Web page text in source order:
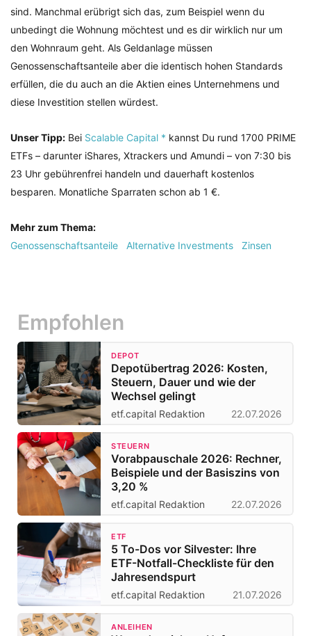
sind. Manchmal erübrigt sich das, zum Beispiel wenn du
unbedingt die Wohnung möchtest und es dir wirklich nur um
den Wohnraum geht. Als Geldanlage müssen
Genossenschaftsanteile aber die identisch hohen Standards
erfüllen, die du auch an die Aktien eines Unternehmens und
diese Investition stellen würdest.
Unser Tipp: Bei Scalable Capital * kannst Du rund 1700 PRIME
ETFs – darunter iShares, Xtrackers und Amundi – von 7:30 bis
23 Uhr gebührenfrei handeln und dauerhaft kostenlos
besparen. Monatliche Sparraten schon ab 1 €.
Mehr zum Thema:
Genossenschaftsanteile
Alternative Investments Zinsen
Empfohlen
DEPOT
Depotübertrag 2026: Kosten,
Steuern, Dauer und wie der
Wechsel gelingt
etf.capital Redaktion 22.07.2026
STEUERN
Vorabpauschale 2026: Rechner,
Beispiele und der Basiszins von
3,20 %
etf.capital Redaktion 22.07.2026
ETF
5 To-Dos vor Silvester: Ihre
ETF-Notfall-Checkliste für den
Jahresendspurt
etf.capital Redaktion 21.07.2026
ANLEIHEN